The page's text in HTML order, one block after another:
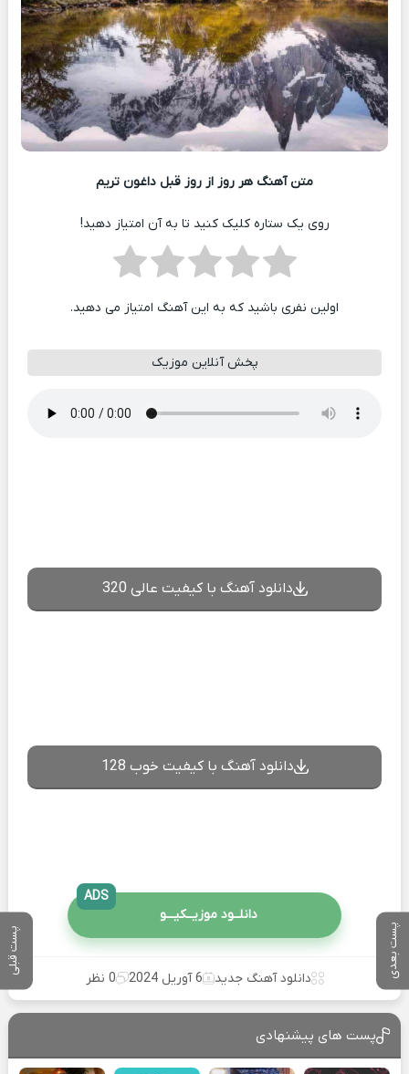
پست بعدی پست قبلی
متن آهنگ هر روز از روز قبل داغون تریم
روی یک ستاره کلیک کنید تا به آن امتیاز دهید!
اولین نفری باشید که به این آهنگ امتیاز می دهید.
پخش آنلاین موزیک
دانلود آهنگ با کیفیت عالی 320
دانلود آهنگ با کیفیت خوب 128
دانلــود موزیــکیـــو
ADS
دانلود آهنگ جدید 6 آوریل 2024 0 نظر
پست های پیشنهادی